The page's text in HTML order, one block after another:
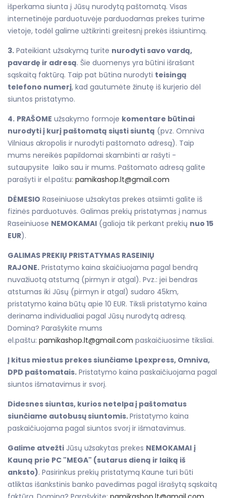
išperkama siunta į Jūsų nurodytą paštomatą. Visas
internetinėje parduotuvėje parduodamas prekes turime
vietoje, todėl galime užtikrinti greitesnį prekės išsiuntimą.
3. Pateikiant užsakymą turite nurodyti savo vardą,
pavardę ir adresą. Šie duomenys yra būtini išrašant
sąskaitą faktūrą. Taip pat būtina nurodyti teisingą
telefono numerį, kad gautumėte žinutę iš kurjerio dėl
siuntos pristatymo.
4. PRAŠOME užsakymo formoje komentare būtinai
nurodyti į kurį paštomatą siųsti siuntą (pvz. Omniva
Vilniaus akropolis ir nurodyti paštomato adresą). Taip
mums nereikės papildomai skambinti ar rašyti -
sutaupysite laiko sau ir mums. Paštomato adresą galite
parašyti ir el.paštu: pamikashop.lt@gmail.com
DĖMESIO Raseiniuose užsakytas prekes atsiimti galite iš
fizinės parduotuvės. Galimas prekių pristatymas į namus
Raseiniuose NEMOKAMAI (galioja tik perkant prekių nuo 15
EUR).
GALIMAS PREKIŲ PRISTATYMAS RASEINIŲ
RAJONE. Pristatymo kaina skaičiuojama pagal bendrą
nuvažiuotą atstumą (pirmyn ir atgal). Pvz.: jei bendras
atstumas iki Jūsų (pirmyn ir atgal) sudaro 45km,
pristatymo kaina būtų apie 10 EUR. Tiksli pristatymo kaina
derinama individualiai pagal Jūsų nurodytą adresą.
Domina? Parašykite mums
el.paštu: pamikashop.lt@gmail.com paskaičiuosime tiksliai.
Į kitus miestus prekes siunčiame Lpexpress, Omniva,
DPD paštomatais. Pristatymo kaina paskaičiuojama pagal
siuntos išmatavimus ir svorį.
Didesnes siuntas, kurios netelpa į paštomatus
siunčiame autobusų siuntomis.Pristatymo kaina
paskaičiuojama pagal siuntos svorį ir išmatavimus.
Galime atvežti Jūsų užsakytas prekes NEMOKAMAI į
Kauną prie PC "MEGA" (sutarus dieną ir laiką iš
anksto). Pasirinkus prekių pristatymą Kaune turi būti
atliktas išankstinis banko pavedimas pagal išrašytą sąskaitą